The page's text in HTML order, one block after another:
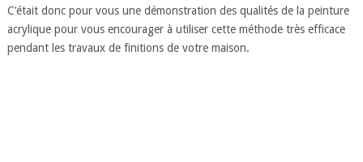
C’était donc pour vous une démonstration des qualités de la peinture
acrylique pour vous encourager à utiliser cette méthode très efficace
pendant les travaux de finitions de votre maison.